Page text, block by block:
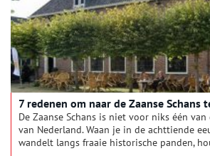
7 redenen om naar de Zaanse Schans
De Zaanse Schans is niet voor niks één
van Nederland. Waan je in de achttiende
wandelt langs fraaie historische panden,